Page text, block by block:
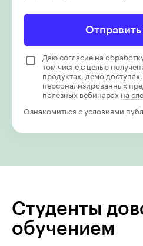
Отправить
Даю согласие на
том числе с целью
продуктах, демо
персонализированных
полезных вебинарах на
Ознакомиться с условиями
Студенты
обучением